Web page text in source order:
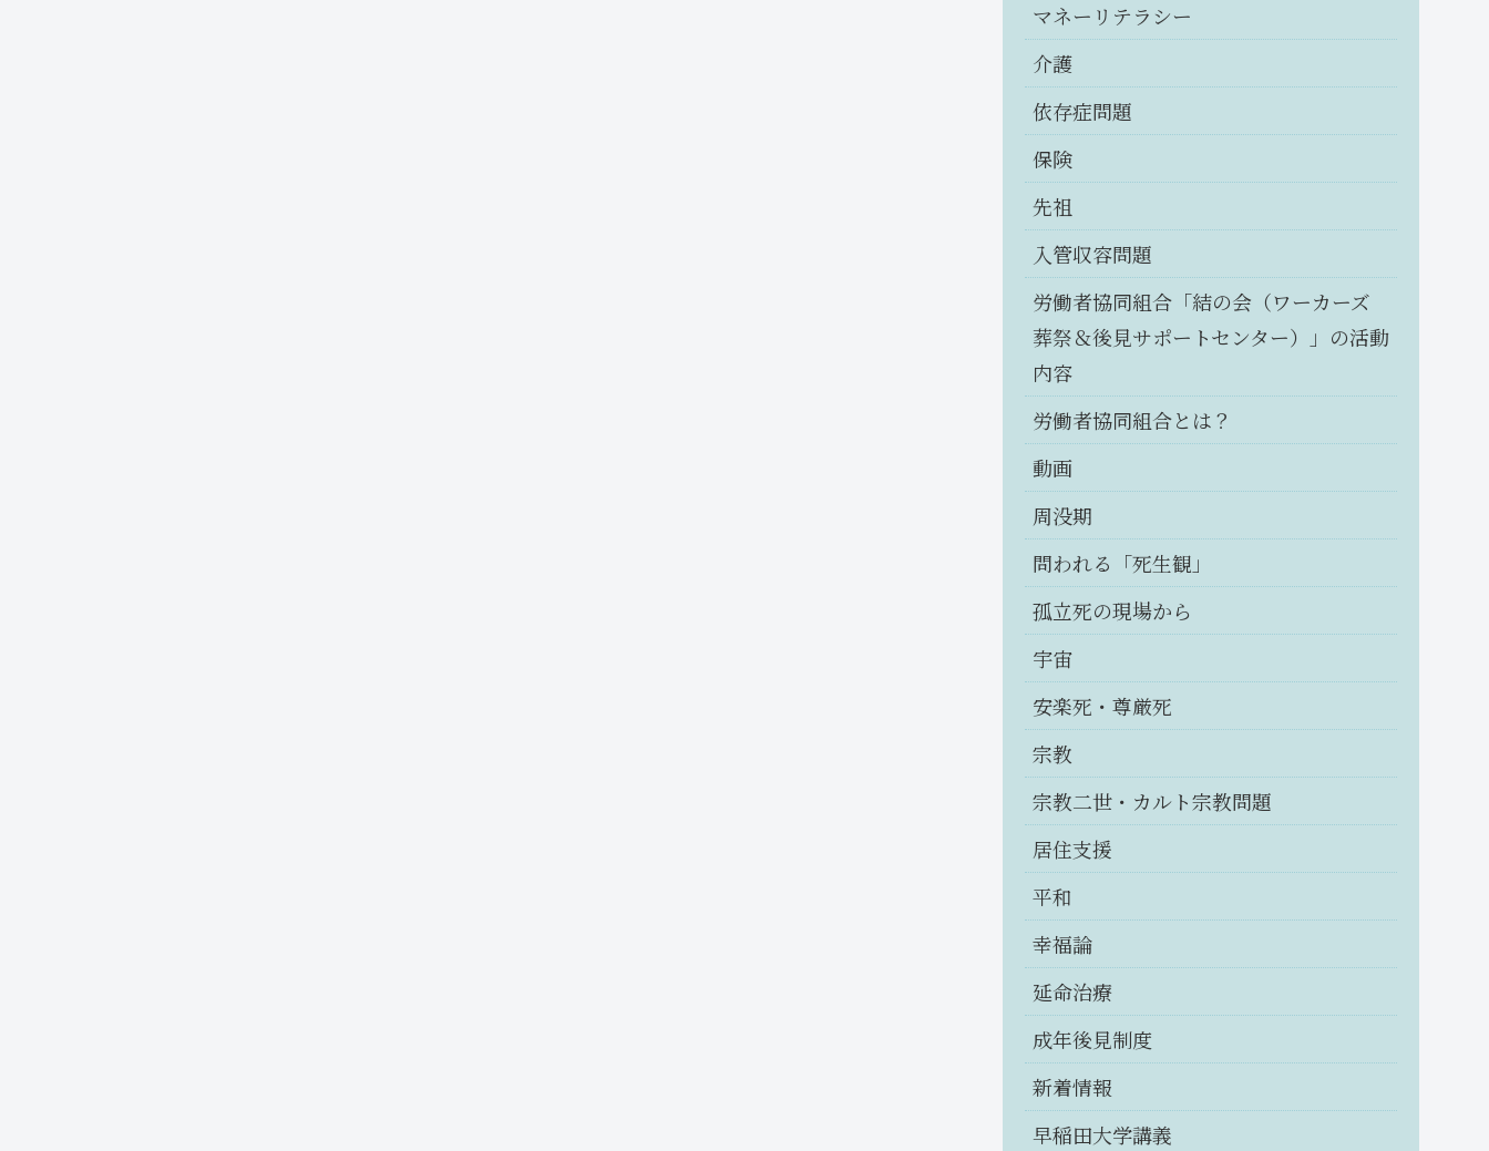
マネーリテラシー
介護
依存症問題
保険
先祖
入管収容問題
労働者協同組合「結の会（ワーカーズ
葬祭＆後見サポートセンター）」の活動
内容
労働者協同組合とは？
動画
周没期
問われる「死生観」
孤立死の現場から
宇宙
安楽死・尊厳死
宗教
宗教二世・カルト宗教問題
居住支援
平和
幸福論
延命治療
成年後見制度
新着情報
早稲田大学講義